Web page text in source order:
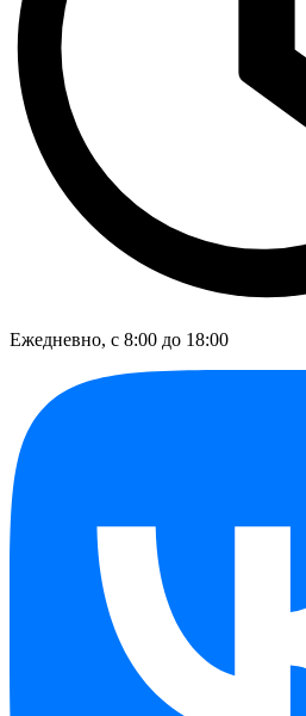
Ежедневно, с 8:00 до 18:00